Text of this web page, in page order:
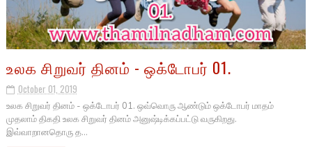
உலக சிறுவர் தினம் - ஒக்டோபர் 01.
October 01, 2019
உலக சிறுவர் தினம் - ஒக்டோபர் 01. ஒவ்வொரு ஆண்டும் ஒக்டோபர் மாதம்
முதலாம் திகதி உலக சிறுவர் தினம் அனுஷ்டிக்கப்பட்டு வருகிறது.
இவ்வாறானதொரு த...